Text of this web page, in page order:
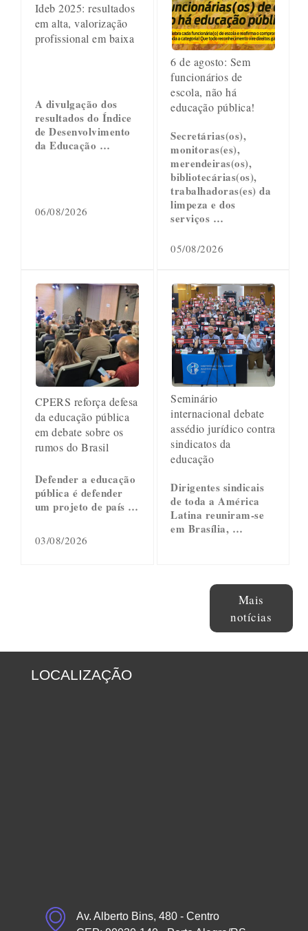
Ideb 2025: resultados
em alta, valorização
profissional em baixa
A divulgação dos
resultados do Índice
de Desenvolvimento
da Educação …
06/08/2026
6 de agosto: Sem
funcionários de
escola, não há
educação pública!
Secretárias(os),
monitoras(es),
merendeiras(os),
bibliotecárias(os),
trabalhadoras(es) da
limpeza e dos
serviços …
05/08/2026
CPERS reforça defesa
da educação pública
em debate sobre os
rumos do Brasil
Defender a educação
pública é defender
um projeto de país …
03/08/2026
Seminário
internacional debate
assédio jurídico contra
sindicatos da
educação
Dirigentes sindicais
de toda a América
Latina reuniram-se
em Brasília, …
Mais
notícias
LOCALIZAÇÃO
Av. Alberto Bins, 480 - Centro